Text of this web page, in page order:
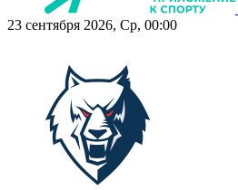
23 сентября 2026, Ср, 00:00